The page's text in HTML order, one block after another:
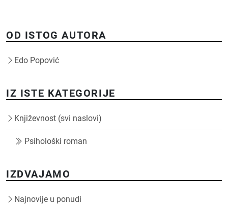
OD ISTOG AUTORA
Edo Popović
IZ ISTE KATEGORIJE
Književnost (svi naslovi)
Psihološki roman
IZDVAJAMO
Najnovije u ponudi